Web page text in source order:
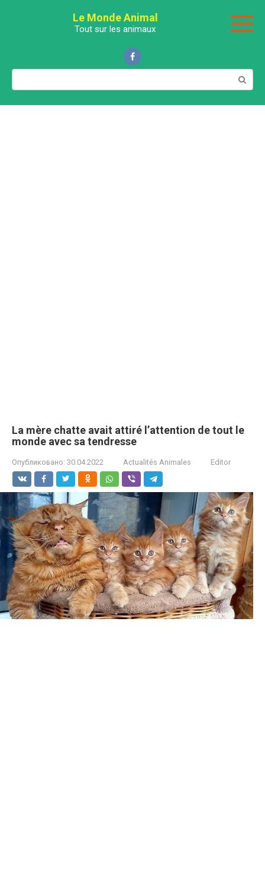
Le Monde Animal
Tout sur les animaux
Поиск:
La mère chatte avait attiré l’attention de tout le
monde avec sa tendresse
Опубликовано: 30.04.2022 Actualités Animales Editor